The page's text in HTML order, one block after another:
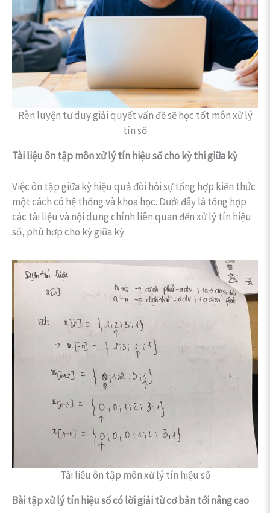
Rèn luyện tư duy giải quyết vấn đề sẽ học tốt môn xử lý
tín số
Tài liệu ôn tập môn xử lý tín hiệu số cho kỳ thi giữa kỳ
Việc ôn tập giữa kỳ hiệu quả đòi hỏi sự tổng hợp kiến thức
một cách có hệ thống và khoa học. Dưới đây là tổng hợp
các tài liệu và nội dung chính liên quan đến xử lý tín hiệu
số, phù hợp cho kỳ giữa kỳ:
Tài liệu ôn tập môn xử lý tín hiệu số
Bài tập xử lý tín hiệu số có lời giải từ cơ bản tới nâng cao